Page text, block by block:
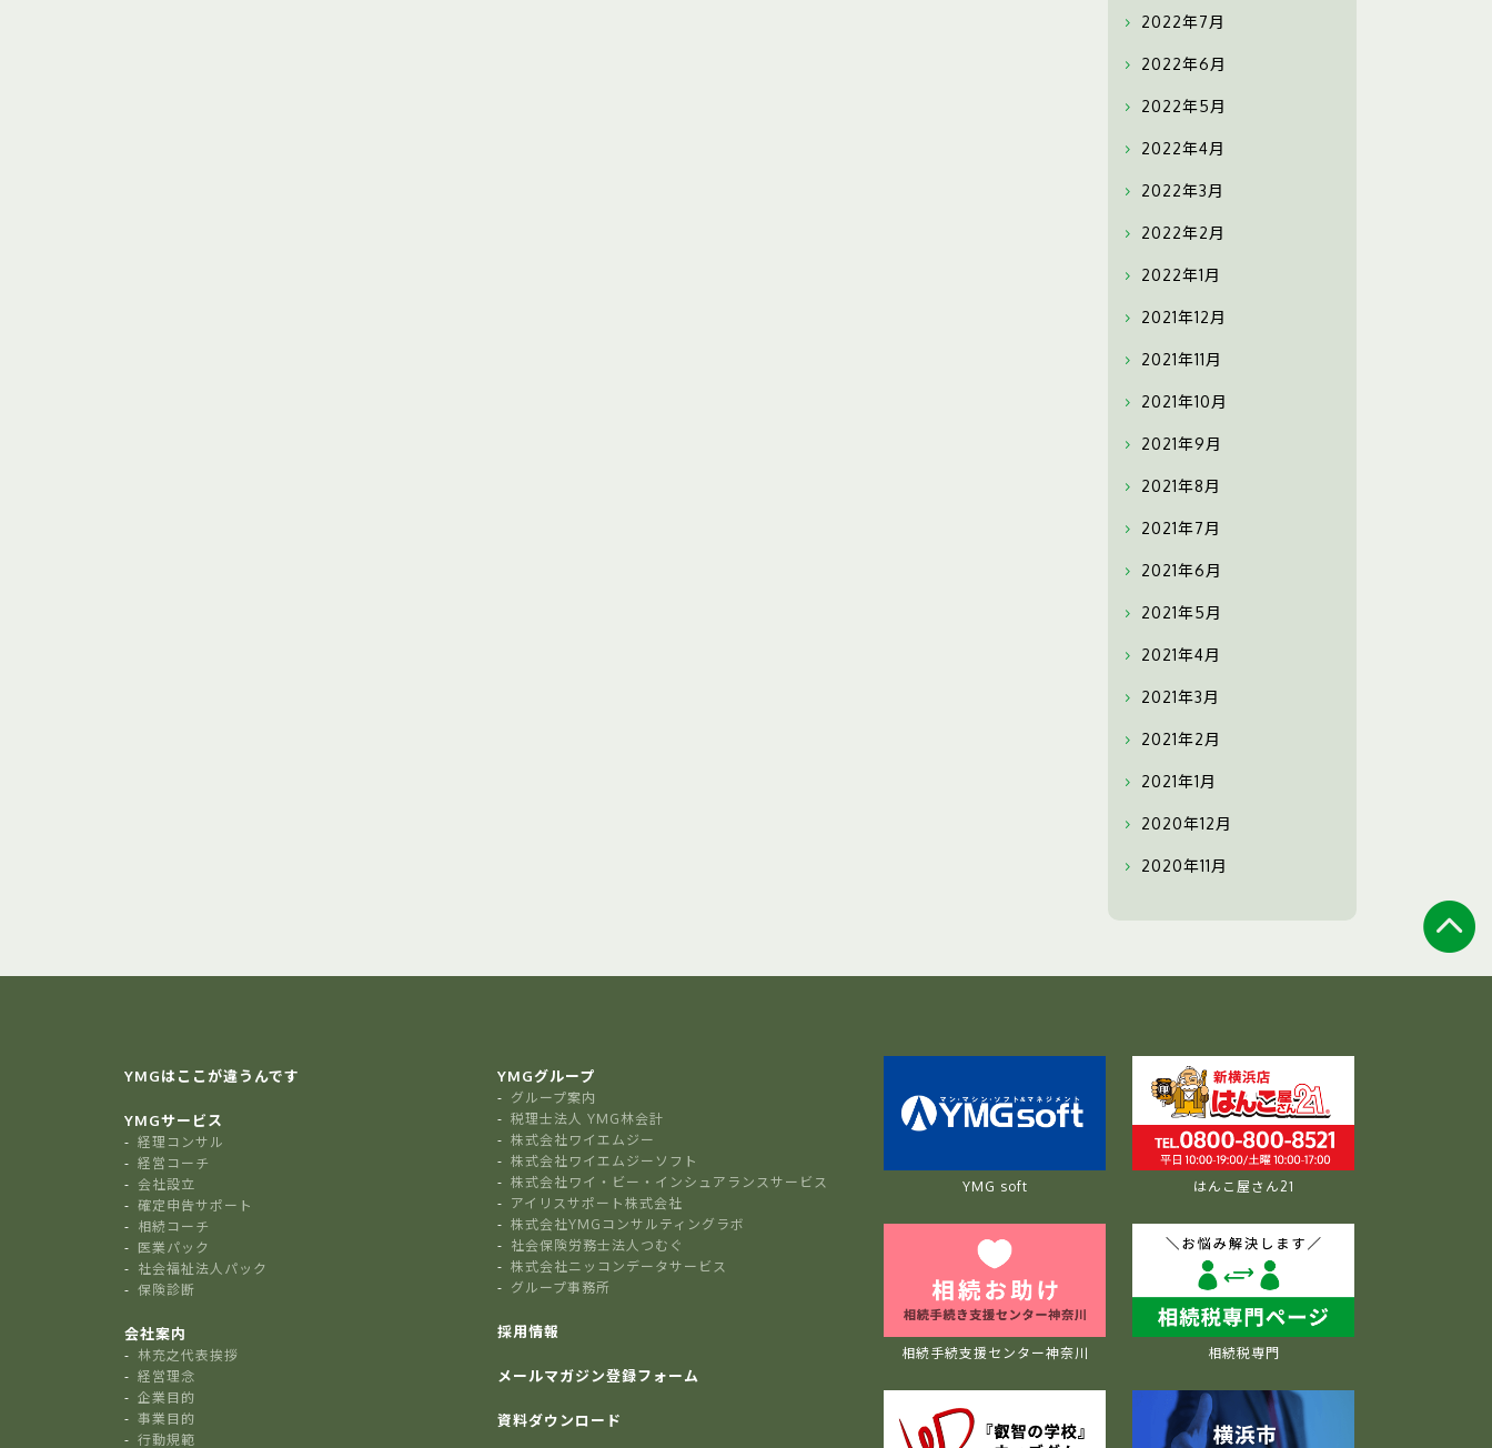
2022年7月
2022年6月
2022年5月
2022年4月
2022年3月
2022年2月
2022年1月
2021年12月
2021年11月
2021年10月
2021年9月
2021年8月
2021年7月
2021年6月
2021年5月
2021年4月
2021年3月
2021年2月
2021年1月
2020年12月
2020年11月
YMGはここが違うんです
YMGサービス
経理コンサル
経営コーチ
会社設立
確定申告サポート
相続コーチ
医業パック
社会福祉法人パック
保険診断
会社案内
林充之代表挨拶
経営理念
企業目的
事業目的
行動規範
YMGグループ
グループ案内
税理士法人 YMG林会計
株式会社ワイエムジー
株式会社ワイエムジーソフト
株式会社ワイ・ビー・インシュアランスサービス
アイリスサポート株式会社
株式会社YMGコンサルティングラボ
社会保険労務士法人つむぐ
株式会社ニッコンデータサービス
グループ事務所
採用情報
メールマガジン登録フォーム
資料ダウンロード
YMG soft はんこ屋さん21
相続手続支援センター神奈川 相続税専門